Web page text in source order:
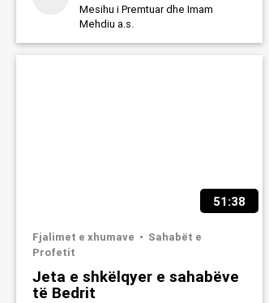
Mesihu i Premtuar dhe Imam
Mehdiu a.s.
51:38
Fjalimet e xhumave
Sahabët e
Profetit
Jeta e shkëlqyer e sahabëve
të Bedrit